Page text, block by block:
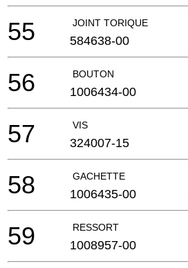
JOINT TORIQUE
55 584638-00
BOUTON
56 1006434-00
VIS
57 324007-15
GACHETTE
58 1006435-00
RESSORT
59 1008957-00